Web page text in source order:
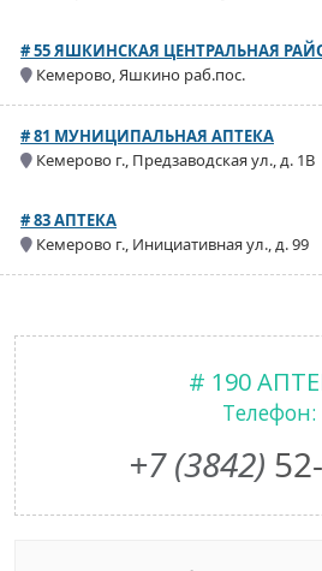
# 55 ЯШКИНСКАЯ ЦЕНТРАЛЬНАЯ
Кемерово, Яшкино раб.пос.
# 81 МУНИЦИПАЛЬНАЯ АПТЕКА
Кемерово г., Предзаводская ул., д. 1В
# 83 АПТЕКА
Кемерово г., Инициативная ул., д. 99
# 190
Телефон:
+7 (3842)